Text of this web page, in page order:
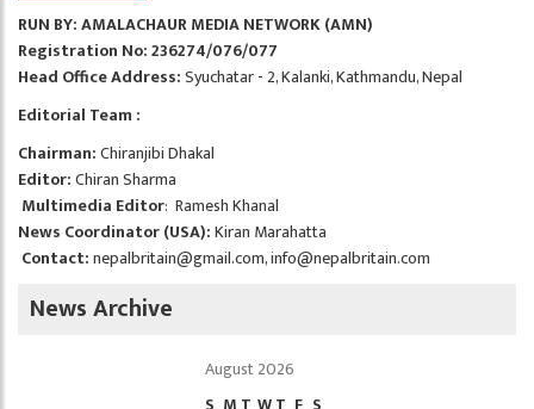
RUN BY: AMALACHAUR MEDIA NETWORK (AMN)
Registration No: 236274/076/077
Head Office Address:Syuchatar - 2, Kalanki, Kathmandu, Nepal
Editorial Team :
Chairman:Chiranjibi Dhakal
Editor:Chiran Sharma
Multimedia Editor: Ramesh Khanal
News Coordinator (USA):Kiran Marahatta
Contact:nepalbritain@gmail.com,info@nepalbritain.com
News Archive
August 2026